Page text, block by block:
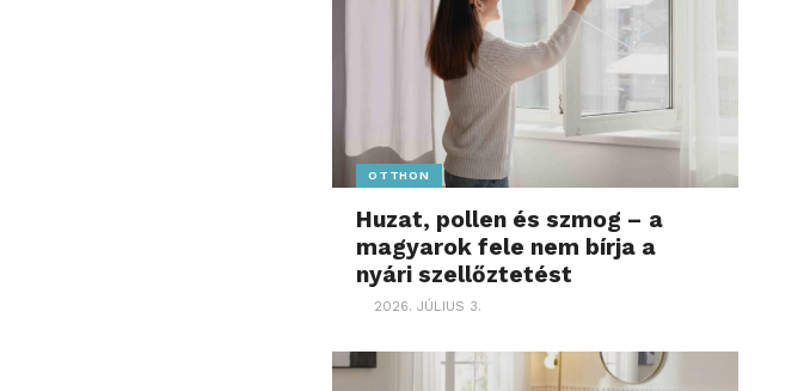
OTTHON
Huzat, pollen és szmog – a
magyarok fele nem bírja a
nyári szellőztetést
2026. JÚLIUS 3.